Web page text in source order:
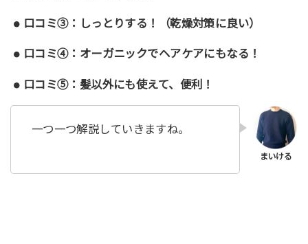
口コミ③：しっとりする！（乾燥対策に良い）
口コミ④：オーガニックでヘアケアにもなる！
口コミ⑤：髪以外にも使えて、便利！
一つ一つ解説していきますね。